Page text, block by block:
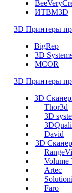
ИТВМ3D
3D Принтеры
BigRep
3D Systems
MCOR
3D Принтеры
3D
Thor3d
3D
David
3D
Volume
Artec
Faro